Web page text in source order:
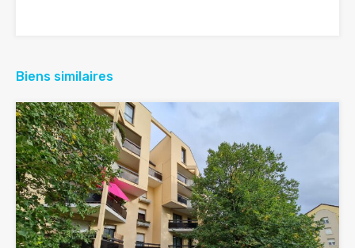
Biens similaires